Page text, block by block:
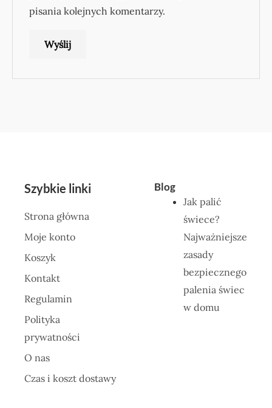
pisania kolejnych komentarzy.
Szybkie linki
Strona główna
Moje konto
Koszyk
Kontakt
Regulamin
Polityka
prywatności
O nas
Czas i koszt dostawy
Blog
Jak palić
świece?
Najważniejsze
zasady
bezpiecznego
palenia świec
w domu